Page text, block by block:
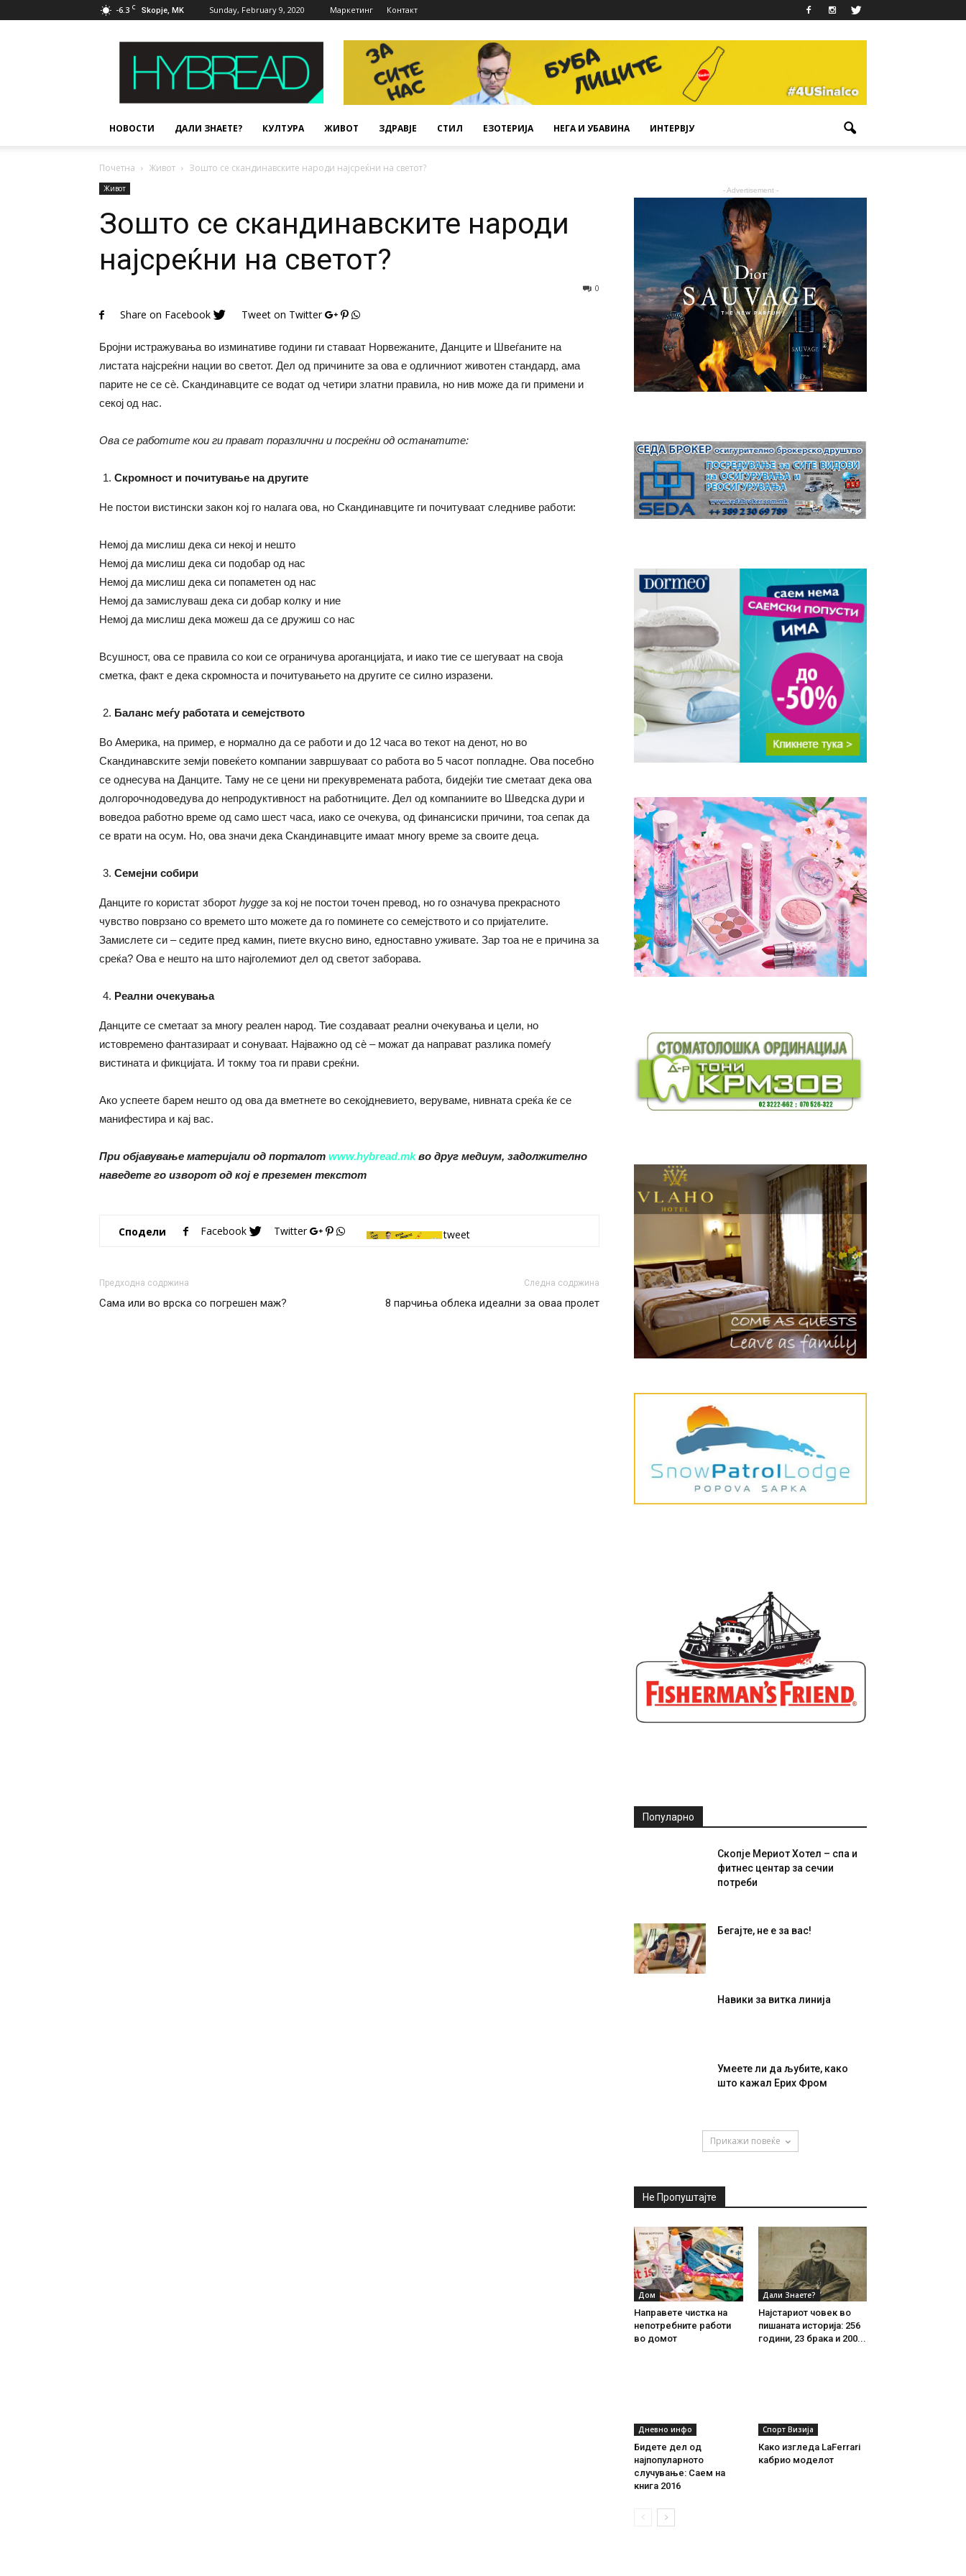
-6.3 C Skopje, MK Sunday, February 9, 2020 Маркетинг Контакт
Hybread
НОВОСТИ ДАЛИ ЗНАЕТЕ? КУЛТУРА ЖИВОТ ЗДРАВЈЕ СТИЛ ЕЗОТЕРИЈА НЕГА И УБАВИНА ИНТЕРВЈУ
Почетна Живот Зошто се скандинавските народи најсреќни на светот?
Живот
Зошто се скандинавските народи
најсреќни на светот?
0
Share on Facebook Tweet on Twitter
Бројни истражувања во изминативе години ги ставаат Норвежаните, Данците и Швеѓаните на
листата најсреќни нации во светот. Дел од причините за ова е одличниот животен стандард, ама
парите не се сè. Скандинавците се водат од четири златни правила, но нив може да ги примени и
секој од нас.
Ова се работите кои ги прават поразлични и посреќни од останатите:
Скромност и почитување на другите
Не постои вистински закон кој го налага ова, но Скандинавците ги почитуваат следниве работи:
Немој да мислиш дека си некој и нешто
Немој да мислиш дека си подобар од нас
Немој да мислиш дека си попаметен од нас
Немој да замислуваш дека си добар колку и ние
Немој да мислиш дека можеш да се дружиш со нас
Всушност, ова се правила со кои се ограничува ароганцијата, и иако тие се шегуваат на своја
сметка, факт е дека скромноста и почитувањето на другите се силно изразени.
Баланс меѓу работата и семејството
Во Америка, на пример, е нормално да се работи и до 12 часа во текот на денот, но во
Скандинавските земји повеќето компании завршуваат со работа во 5 часот попладне. Ова посебно
се однесува на Данците. Таму не се цени ни прекувремената работа, бидејќи тие сметаат дека ова
долгорочнодоведува до непродуктивност на работниците. Дел од компаниите во Шведска дури и
воведоа работно време од само шест часа, иако се очекува, од финансиски причини, тоа сепак да
се врати на осум. Но, ова значи дека Скандинавците имаат многу време за своите деца.
Семејни собири
Данците го користат зборот hygge за кој не постои точен превод, но го означува прекрасното
чувство поврзано со времето што можете да го поминете со семејството и со пријателите.
Замислете си – седите пред камин, пиете вкусно вино, едноставно уживате. Зар тоа не е причина за
среќа? Ова е нешто на што најголемиот дел од светот заборава.
Реални очекувања
Данците се сметаат за многу реален народ. Тие создаваат реални очекувања и цели, но
истовремено фантазираат и сонуваат. Најважно од сè – можат да направат разлика помеѓу
вистината и фикцијата. И токму тоа ги прави среќни.
Ако успеете барем нешто од ова да вметнете во секојдневието, веруваме, нивната среќа ќе се
манифестира и кај вас.
При објавување материјали од порталот www.hybread.mkво друг медиум, задолжително
наведете го изворот од кој е преземен текстот
Сподели Facebook Twitter tweet
Предходна содржина
Сама или во врска со погрешен маж?
Следна содржина
8 парчиња облека идеални за оваа пролет
- Advertisement -
Популарно
Скопје Мериот Хотел – спа и
фитнес центар за сечии
потреби
Бегајте, не е за вас!
Навики за витка линија
Умеете ли да љубите, како
што кажал Ерих Фром
Прикажи повеќе
Не Пропуштајте
Дом
Направете чистка на
непотребните работи
во домот
Дали Знаете?
Најстариот човек во
пишаната историја: 256
години, 23 брака и 200...
Дневно инфо
Бидете дел од
најпопуларното
случување: Саем на
книга 2016
Спорт Визија
Како изгледа LaFerrari
кабрио моделот